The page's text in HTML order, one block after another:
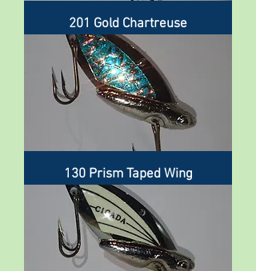
201 Gold Chartreuse
130 Prism Taped Wing